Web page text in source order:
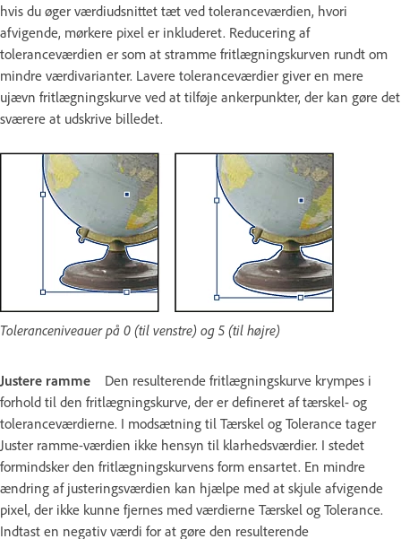
hvis du øger værdiudsnittet tæt ved toleranceværdien, hvori
afvigende, mørkere pixel er inkluderet. Reducering af
toleranceværdien er som at stramme fritlægningskurven rundt om
mindre værdivarianter. Lavere toleranceværdier giver en mere
ujævn fritlægningskurve ved at tilføje ankerpunkter, der kan gøre det
sværere at udskrive billedet.
Toleranceniveauer på 0 (til venstre) og 5 (til højre)
Justere ramme
Den resulterende fritlægningskurve krympes i
forhold til den fritlægningskurve, der er defineret af tærskel- og
toleranceværdierne. I modsætning til Tærskel og Tolerance tager
Juster ramme-værdien ikke hensyn til klarhedsværdier. I stedet
formindsker den fritlægningskurvens form ensartet. En mindre
ændring af justeringsværdien kan hjælpe med at skjule afvigende
pixel, der ikke kunne fjernes med værdierne Tærskel og Tolerance.
Indtast en negativ værdi for at gøre den resulterende